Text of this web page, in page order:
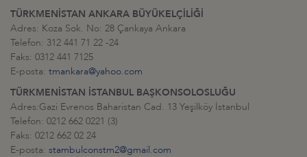
TÜRKMENİSTAN ANKARA BÜYÜKELÇİLİĞİ
Adres: Koza Sok. No: 28 Çankaya Ankara
Telefon: 312 441 71 22 -24
Faks: 0312 441 7125
E-posta: tmankara@yahoo.com
TÜRKMENİSTAN İSTANBUL BAŞKONSOLOSLUĞU
Adres:Gazi Evrenos Baharistan Cad. 13 Yeşilköy İstanbul
Telefon: 0212 662 0221 (3)
Faks: 0212 662 02 24
E-posta: stambulconstm2@gmail.com